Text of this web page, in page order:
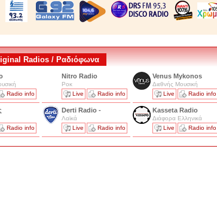
Radios / Ραδιόφωνα
Radio info
Nitro Radio
Ροκ
Live
Radio info
Venus Mykonos
Διεθνής Μουσική
Live
Radio info
Radio info
Derti Radio -
Λαϊκά
Live
Radio info
Kasseta Radio
Διάφορα Ελληνικά
Live
Radio info